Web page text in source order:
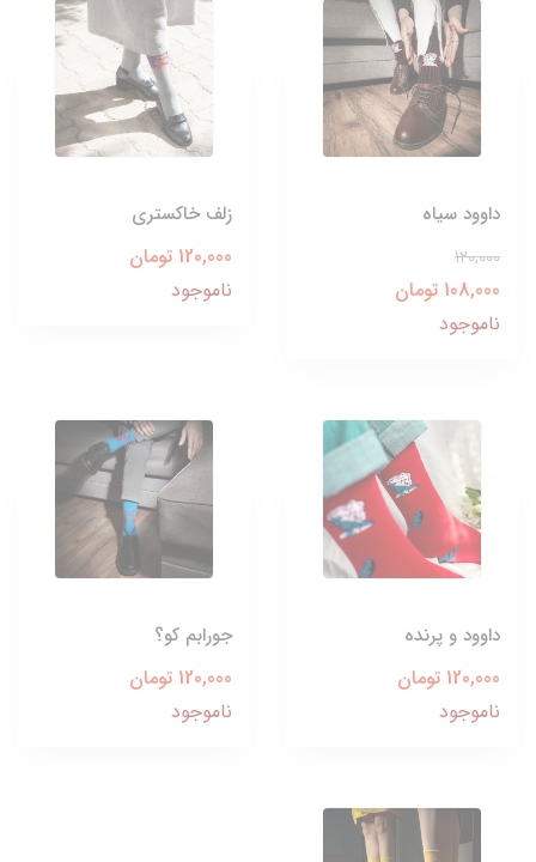
داوود سیاه
120,000
108,000 تومان
ناموجود
زلف خاکستری
120,000 تومان
ناموجود
داوود و پرنده
120,000 تومان
ناموجود
جورابم کو؟
120,000 تومان
ناموجود